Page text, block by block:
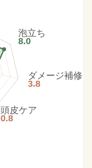
泡立ち
8.0
ダメージ補修
3.8
頭皮ケア
0.8